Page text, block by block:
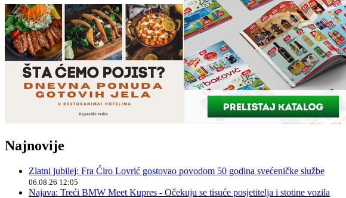
Najnovije
Zlatni jubilej: Fra Ćiro Lovrić gostovao povodom 50 godina svećeničke službe
06.08.26 12:05
Najava: Treći BMW Meet Kupres - Očekuju se tisuće posjetitelja i stotine vozila